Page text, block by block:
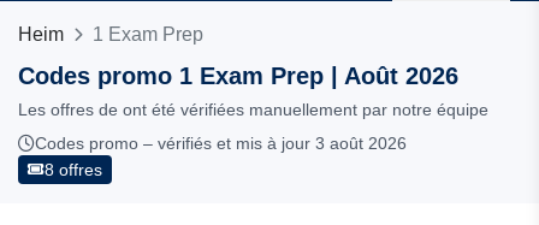
Heim 1 Exam Prep
Codes promo 1 Exam Prep | Août 2026
Les offres de ont été vérifiées manuellement par notre équipe
Codes promo – vérifiés et mis à jour 3 août 2026
8 offres